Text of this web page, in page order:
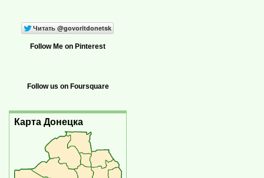
Follow Me on Pinterest
Follow us on Foursquare
Карта Донецка